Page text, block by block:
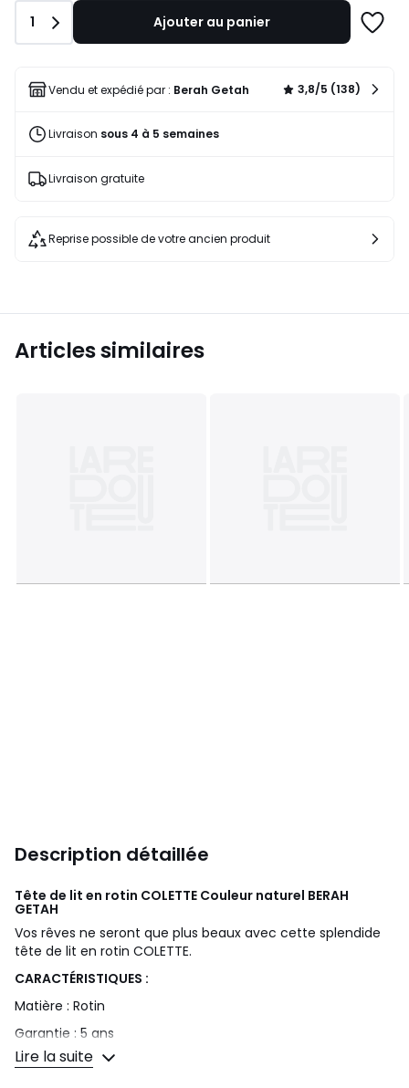
tous
produits
jusqu'au
Quantité
1 Ajouter au panier
liste
Vendu et expédié par : Berah Getah 3,8/5 (138)
Livraison sous 4 à 5 semaines
Livraison gratuite
Reprise possible de votre ancien produit
Articles similaires
Description détaillée
Tête de lit en rotin COLETTE Couleur naturel BERAH
GETAH
Vos rêves ne seront que plus beaux avec cette splendide
tête de lit en rotin COLETTE.
CARACTÉRISTIQUES :
Matière : Rotin
Garantie : 5 ans
Montage : Livrée montée
Lire la suite